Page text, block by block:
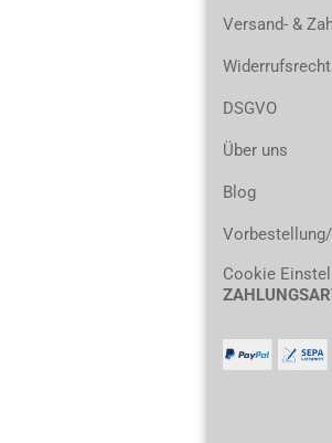
Versand- &
DSGVO
Über uns
Blog
Cookie